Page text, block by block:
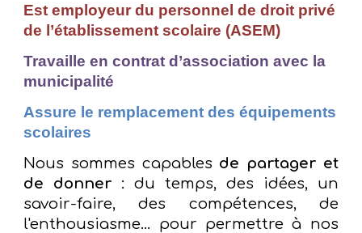
Est employeur du personnel de droit privé
de l’établissement scolaire (ASEM)
Travaille en contrat d’association avec la
municipalité
Assure le remplacement des équipements
scolaires
Nous sommes capables de partager et
de donner : du temps, des idées, un
savoir-faire, des compétences, de
l'enthousiasme... pour permettre à nos